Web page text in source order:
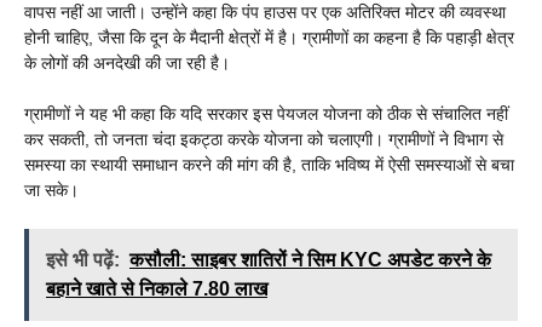
वापस नहीं आ जाती। उन्होंने कहा कि पंप हाउस पर एक अतिरिक्त मोटर की व्यवस्था
होनी चाहिए, जैसा कि दून के मैदानी क्षेत्रों में है। ग्रामीणों का कहना है कि पहाड़ी क्षेत्र
के लोगों की अनदेखी की जा रही है।
ग्रामीणों ने यह भी कहा कि यदि सरकार इस पेयजल योजना को ठीक से संचालित नहीं
कर सकती, तो जनता चंदा इकट्ठा करके योजना को चलाएगी। ग्रामीणों ने विभाग से
समस्या का स्थायी समाधान करने की मांग की है, ताकि भविष्य में ऐसी समस्याओं से बचा
जा सके।
इसे भी पढ़ें: कसौली: साइबर शातिरों ने सिम KYC अपडेट करने के
बहाने खाते से निकाले 7.80 लाख